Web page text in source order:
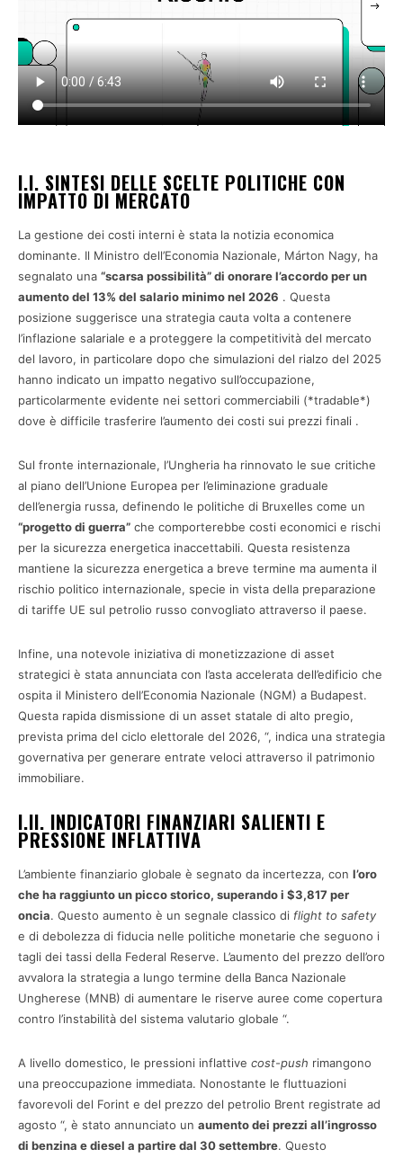
I.I. SINTESI DELLE SCELTE POLITICHE CON
IMPATTO DI MERCATO
La gestione dei costi interni è stata la notizia economica
dominante. Il Ministro dell’Economia Nazionale, Márton Nagy, ha
segnalato una “scarsa possibilità” di onorare l’accordo per un
aumento del 13% del salario minimo nel 2026 . Questa
posizione suggerisce una strategia cauta volta a contenere
l’inflazione salariale e a proteggere la competitività del mercato
del lavoro, in particolare dopo che simulazioni del rialzo del 2025
hanno indicato un impatto negativo sull’occupazione,
particolarmente evidente nei settori commerciabili (*tradable*)
dove è difficile trasferire l’aumento dei costi sui prezzi finali .
Sul fronte internazionale, l’Ungheria ha rinnovato le sue critiche
al piano dell’Unione Europea per l’eliminazione graduale
dell’energia russa, definendo le politiche di Bruxelles come un
“progetto di guerra” che comporterebbe costi economici e rischi
per la sicurezza energetica inaccettabili. Questa resistenza
mantiene la sicurezza energetica a breve termine ma aumenta il
rischio politico internazionale, specie in vista della preparazione
di tariffe UE sul petrolio russo convogliato attraverso il paese.
Infine, una notevole iniziativa di monetizzazione di asset
strategici è stata annunciata con l’asta accelerata dell’edificio che
ospita il Ministero dell’Economia Nazionale (NGM) a Budapest.
Questa rapida dismissione di un asset statale di alto pregio,
prevista prima del ciclo elettorale del 2026, “, indica una strategia
governativa per generare entrate veloci attraverso il patrimonio
immobiliare.
I.II. INDICATORI FINANZIARI SALIENTI E
PRESSIONE INFLATTIVA
L’ambiente finanziario globale è segnato da incertezza, con l’oro
che ha raggiunto un picco storico, superando i $3,817 per
oncia. Questo aumento è un segnale classico di flight to safety
e di debolezza di fiducia nelle politiche monetarie che seguono i
tagli dei tassi della Federal Reserve. L’aumento del prezzo dell’oro
avvalora la strategia a lungo termine della Banca Nazionale
Ungherese (MNB) di aumentare le riserve auree come copertura
contro l’instabilità del sistema valutario globale “.
A livello domestico, le pressioni inflattive cost-push rimangono
una preoccupazione immediata. Nonostante le fluttuazioni
favorevoli del Forint e del prezzo del petrolio Brent registrate ad
agosto “, è stato annunciato un aumento dei prezzi all’ingrosso
di benzina e diesel a partire dal 30 settembre. Questo